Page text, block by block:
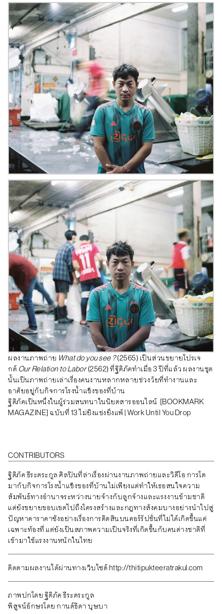
ผลงานภาพถ่าย What do you see ?(2565) เป็นส่วนขยายโปรเจ
กต์ Our Relation to Labor(2562) ที่ฐิติภัคทำเมื่อ 3 ปีที่แล้ว ผลงานชุด
นั้นเป็นภาพถ่ายเล่าเรื่องคนงานหลากหลายช่วงวัยที่ทำงานและ
อาศัยอยู่กับกิจการโรงน้ำแข็งของที่บ้าน
ฐิติภัคเป็นหนึ่งในผู้ร่วมสนทนาในนิยตสารออนไลน์ [BOOKMARK
MAGAZINE] ฉบับที่ 13 ไม่ย่ิงแข่งยิ่งแพ้ | Work Until You Drop
CONTRIBUTORS
ฐิติภัค ธีระตระกูล ศิลปินที่ล่าเรื่องผ่านงานภาพถ่ายและวิดีโอ การโต
มากับกิจการโรงน้ำแข็งของที่บ้านไม่เพียงแต่ทำให้เธอสนใจความ
สัมพันธ์ทางอำนาจระหว่างนายจ้างกับลูกจ้างและแรงงานข้ามชาติ
แต่ยังขยายขอบเขตไปถึงโครงสร้างและกฎทางสังคมบางอย่างนำไปสู่
ปัญหาคาราคาซังอย่างเรื่องการติดสินบนคอร์รัปชั่นที่ไม่ได้เกิดขึ้นแค่
เฉพาะท้องที่ แต่ยังเป็นสภาพความเป็นจริงที่เกิดขึ้นกับคนต่างชาติที่
เข้ามาใช้แรงงานหนักในไทย
ติดตามผลงานได้ผ่านทางเว็บไซต์http://thitipukteeratrakul.com
ภาพปกโดย ฐิติภัค ธีระตระกูล
พิสูจน์อักษรโดย กานต์ธิดา บุษบา